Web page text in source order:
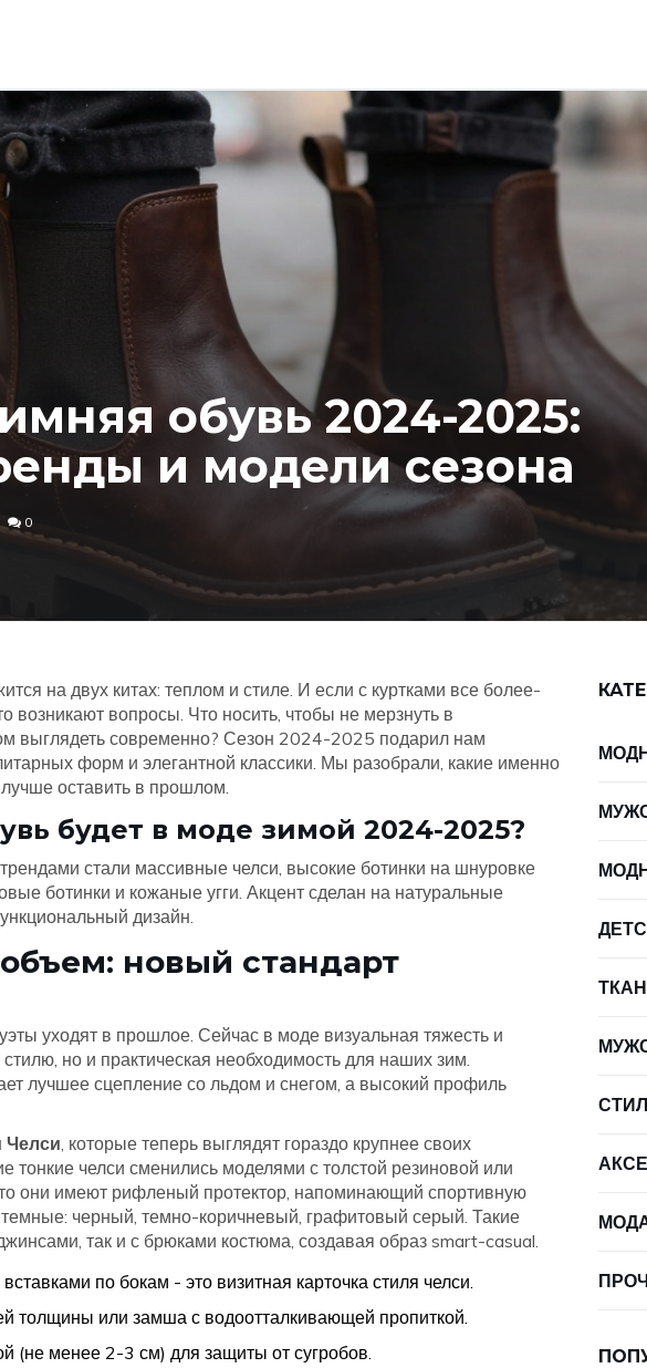
обувь 2024-2025:
и модели сезона
0
на двух китах: теплом и стиле. И если с куртками все более-
возникают вопросы. Что носить, чтобы не мерзнуть в
выглядеть современно? Сезон 2024-2025 подарил нам
форм и элегантной классики. Мы разобрали, какие именно
оставить в прошлом.
будет в моде зимой 2024-2025?
стали массивные челси, высокие ботинки на шнуровке
ботинки и кожаные угги. Акцент сделан на натуральные
дизайн.
новый стандарт
уходят в прошлое. Сейчас в моде визуальная тяжесть и
но и практическая необходимость для наших зим.
лучшее сцепление со льдом и снегом, а высокий профиль
Челси, которые теперь выглядят гораздо крупнее своих
тонкие челси сменились моделями с толстой резиновой или
они имеют рифленый протектор, напоминающий спортивную
черный, темно-коричневый, графитовый серый. Такие
так и с брюками костюма, создавая образ smart-casual.
по бокам - это визитная карточка стиля челси.
толщины или замша с водоотталкивающей пропиткой.
(не менее 2-3 см) для защиты от сугробов.